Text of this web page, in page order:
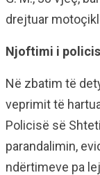
drejtuar
Njoftimi i
Në zbatim të
veprimit të
Policisë së
parandalimin,
ndërtimeve pa